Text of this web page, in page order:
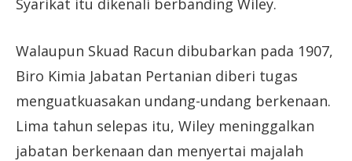
Syarikat itu dikenali berbanding Wiley.
Walaupun Skuad Racun dibubarkan pada 1907,
Biro Kimia Jabatan Pertanian diberi tugas
menguatkuasakan undang-undang berkenaan.
Lima tahun selepas itu, Wiley meninggalkan
jabatan berkenaan dan menyertai majalah